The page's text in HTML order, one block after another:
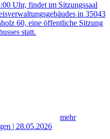
Uhr, findet im Sitzungssaal
in 35043
60, eine öffentliche Sitzung
statt.
mehr
| 28.05.2026